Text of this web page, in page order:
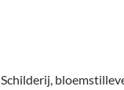
Schilderij,